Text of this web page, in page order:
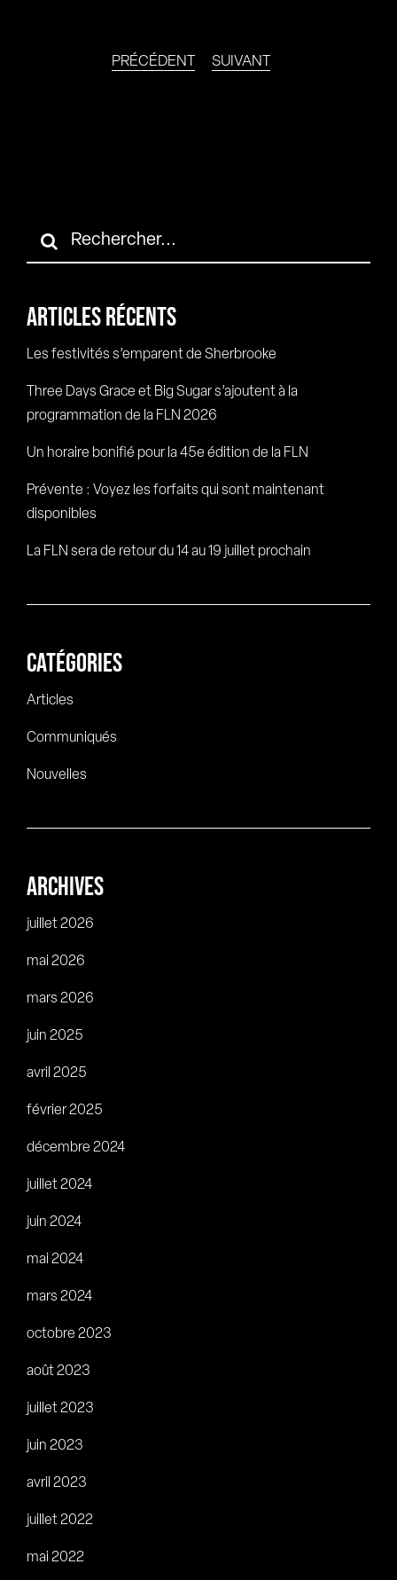
PRÉCÉDENT SUIVANT
Rechercher:
ARTICLES RÉCENTS
Les festivités s’emparent de Sherbrooke
Three Days Grace et Big Sugar s’ajoutent à la
programmation de la FLN 2026
Un horaire bonifié pour la 45e édition de la FLN
Prévente : Voyez les forfaits qui sont maintenant
disponibles
La FLN sera de retour du 14 au 19 juillet prochain
CATÉGORIES
Articles
Communiqués
Nouvelles
ARCHIVES
juillet 2026
mai 2026
mars 2026
juin 2025
avril 2025
février 2025
décembre 2024
juillet 2024
juin 2024
mai 2024
mars 2024
octobre 2023
août 2023
juillet 2023
juin 2023
avril 2023
juillet 2022
mai 2022